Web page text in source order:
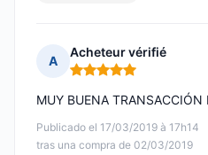
A
Acheteur vérifié
Nota: 5 de 5
Publicado el 17/03/2019 à 17h14
tras una compra de 02/03/2019
MUY BUENA TRANSACCIÓN